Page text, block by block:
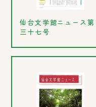
仙台文学館ニュース第
三十七号